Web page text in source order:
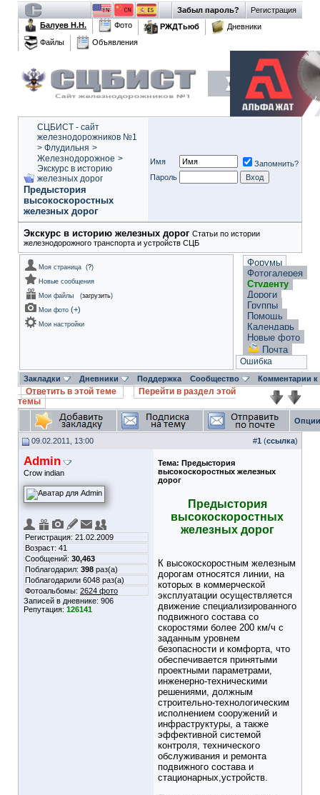
Регистрация
Забыл пароль?
Балуев Н.Н.
Фото РЖДТьюб
Дневники
Файлы
Объявления
СЦБИСТ - сайт
железнодорожников №1
> Флудильня >
Железнодорожное >
Экскурс в историю
железных дорог
Предыстория
высокоскоростных
железных дорог
Имя
Запомнить?
Пароль
Экскурс в историю железных дорог Статьи по истории
железнодорожного транспорта и устройств СЦБ
Моя страница (?)
Новые сообщения
Мои файлы
(загрузить)
Мои фото (+)
Мои настройки
Форумы
Фотогалерея
Студенту
Дороги
Группы
Помощь
Календарь
Новые фото
Почта
Ошибка
Закладки Дневники Поддержка Сообщество Комментарии
Ответить в этой теме
Перейти в раздел этой
темы
09.02.2011, 13:00 #1 (ссылка)
Admin
Crow indian
Регистрация: 21.02.2009
Возраст: 41
Сообщений: 30,463
Поблагодарил: 398 раз(а)
Поблагодарили 6048 раз(а)
Фотоальбомы: 2624 фото
Записей в дневнике: 906
Репутация: 126141
Тема: Предыстория
высокоскоростных железных
дорог
Предыстория
высокоскоростных
железных дорог
К высокоскоростным железным
дорогам относятся линии, на
которых в коммерческой
эксплуатации осуществляется
движение специализированного
подвижного состава со
скоростями более 200 км/ч с
заданным уровнем
безопасности и комфорта, что
обеспечивается принятыми
проектными параметрами,
инженерно-техническими
решениями, должным
строительно-технологическим
исполнением сооружений и
инфраструктуры, а также
эффективной системой
контроля, технического
обслуживания и ремонта
подвижного состава и
стационарных,устройств.